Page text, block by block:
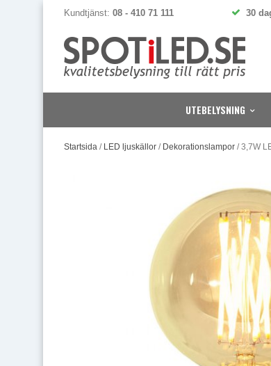
Kundtjänst: 08 - 410 71 111 30
UTEBELYSNING
Startsida / LED ljuskällor / Dekorationslampor /3,7W